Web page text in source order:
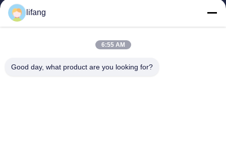
Наша Фабрика
Контактные Данные
lifang
6:55 AM
Good day, what product are you looking for?